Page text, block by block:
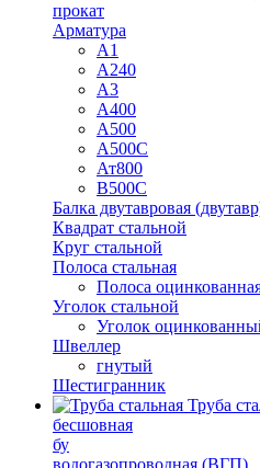
прокат
Арматура
А1
А240
А3
А400
А500
А500С
Ат800
В500С
Балка двутавровая
Квадрат стальной
Круг стальной
Полоса стальная
Полоса
Уголок стальной
Уголок
Швеллер
гнутый
Шестигранник
Труба
бесшовная
бу
водогазопроводная (ВГП)